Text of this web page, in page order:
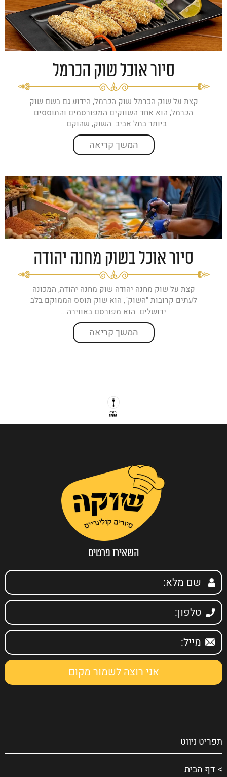
סיור אוכל שוק הכרמל
קצת על שוק הכרמל שוק הכרמל, הידוע גם בשם שוק
הכרמל, הוא אחד השווקים המפורסמים והתוססים
ביותר בתל אביב. השוק, שהוקם...
המשך קריאה
סיור אוכל בשוק מחנה יהודה
קצת על שוק מחנה יהודה שוק מחנה יהודה, המכונה
לעתים קרובות "השוק", הוא שוק תוסס הממוקם בלב
ירושלים. הוא מפורסם באווירה...
המשך קריאה
השאירו פרטים
תפריט ניווט
דף הבית